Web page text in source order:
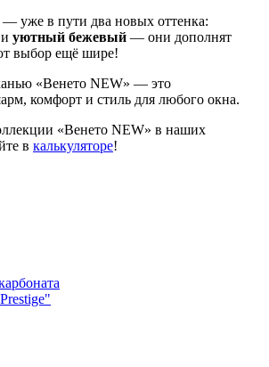
— уже в пути два новых оттенка:
и уютный бежевый — они дополнят
выбор ещё шире!
«Венето NEW» — это
комфорт и стиль для любого окна.
«Венето NEW» в наших
в калькуляторе!